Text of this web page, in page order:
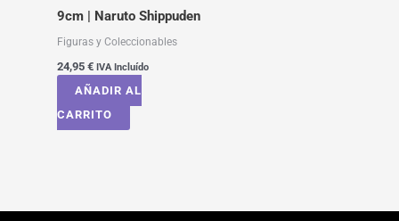
9cm | Naruto Shippuden
Figuras y Coleccionables
24,95 € IVA Incluído
AÑADIR AL
CARRITO